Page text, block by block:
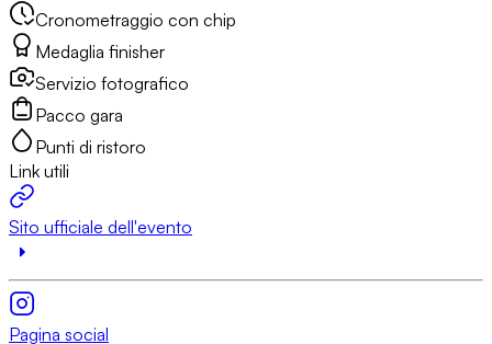
Cronometraggio con chip
Medaglia finisher
Servizio fotografico
Pacco gara
Punti di ristoro
Link utili
Sito ufficiale dell'evento
Pagina social